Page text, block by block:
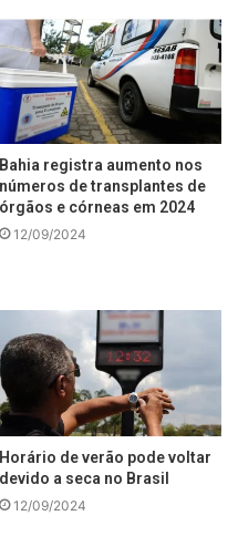
Bahia registra aumento nos
números de transplantes de
órgãos e córneas em 2024
12/09/2024
Horário de verão pode voltar
devido a seca no Brasil
12/09/2024